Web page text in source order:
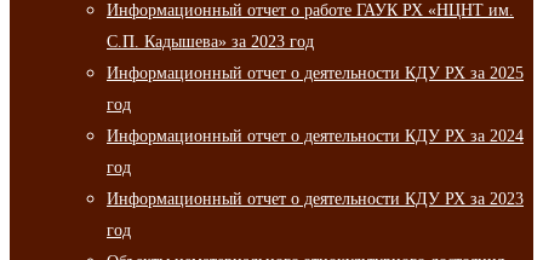
Информационный отчет о работе ГАУК РХ «НЦНТ им.
С.П. Кадышева» за 2023 год
Информационный отчет о деятельности КДУ РХ за 2025
год
Информационный отчет о деятельности КДУ РХ за 2024
год
Информационный отчет о деятельности КДУ РХ за 2023
год